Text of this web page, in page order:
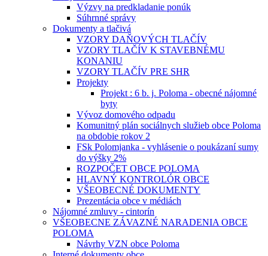
Výzvy na predkladanie ponúk
Súhrnné správy
Dokumenty a tlačivá
VZORY DAŇOVÝCH TLAČÍV
VZORY TLAČÍV K STAVEBNÉMU
KONANIU
VZORY TLAČÍV PRE SHR
Projekty
Projekt : 6 b. j. Poloma - obecné nájomné
byty
Vývoz domového odpadu
Komunitný plán sociálnych služieb obce Poloma
na obdobie rokov 2
FSk Polomjanka - vyhlásenie o poukázaní sumy
do výšky 2%
ROZPOČET OBCE POLOMA
HLAVNÝ KONTROLÓR OBCE
VŠEOBECNÉ DOKUMENTY
Prezentácia obce v médiách
Nájomné zmluvy - cintorín
VŠEOBECNE ZÁVAZNÉ NARADENIA OBCE
POLOMA
Návrhy VZN obce Poloma